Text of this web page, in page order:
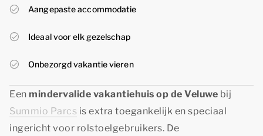
Aangepaste accommodatie
Ideaal voor elk gezelschap
Onbezorgd vakantie vieren
Een mindervalide vakantiehuis op de Veluwe bij
Summio Parcs is extra toegankelijk en speciaal
ingericht voor rolstoelgebruikers. De